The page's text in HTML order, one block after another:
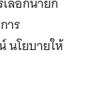
าร
นโยบายให้